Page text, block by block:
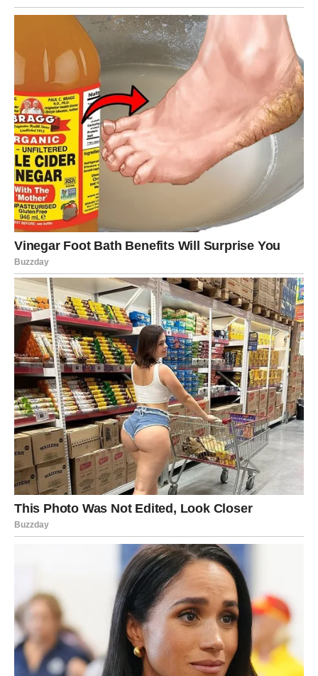
Ribe će u narednim danima biti posebno intuitivne i
emotivne. Moguće je da ćete shvatiti nešto važno o sebi
ili o odnosu sa nekim bliskim. Ovaj period može doneti i
trenutke inspiracije.
U ljubavi su mogući nežni i romantični trenuci. Partner
može pokazati koliko mu značite, dok slobodne Ribe
mogu upoznati osobu koja ih osvaja pažnjom i toplinom.